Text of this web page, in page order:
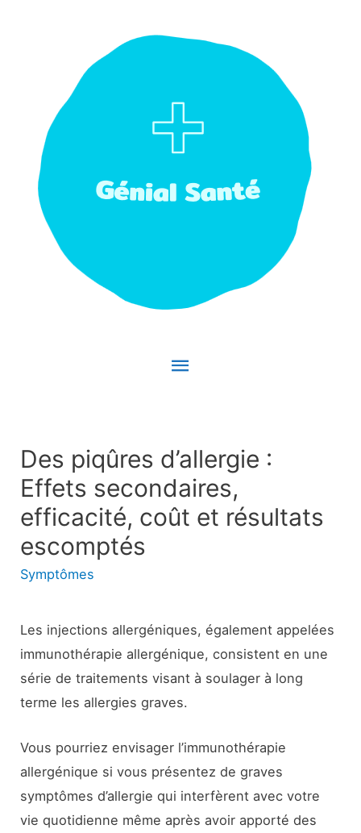
Menu
Des piqûres d’allergie :
Effets secondaires,
efficacité, coût et résultats
escomptés
Symptômes
Les injections allergéniques, également appelées
immunothérapie allergénique, consistent en une
série de traitements visant à soulager à long
terme les allergies graves.
Vous pourriez envisager l’immunothérapie
allergénique si vous présentez de graves
symptômes d’allergie qui interfèrent avec votre
vie quotidienne même après avoir apporté des